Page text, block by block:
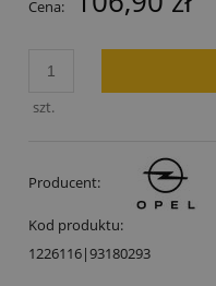
Cena:
szt.
Producent:
Kod produktu:
1226116|93180293